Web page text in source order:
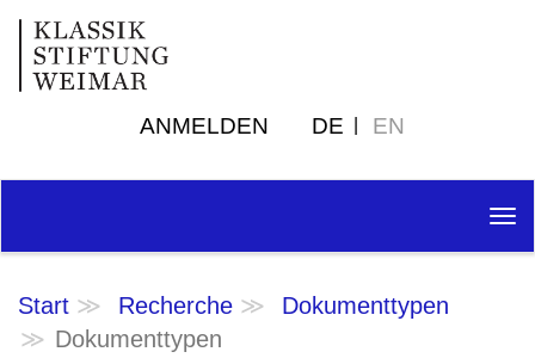
ANMELDEN DE EN
Start Recherche
Dokumenttypen
Dokumenttypen